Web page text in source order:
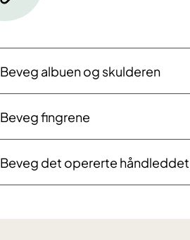
Beveg albuen og skulderen
Beveg fingrene
Beveg det opererte håndleddet